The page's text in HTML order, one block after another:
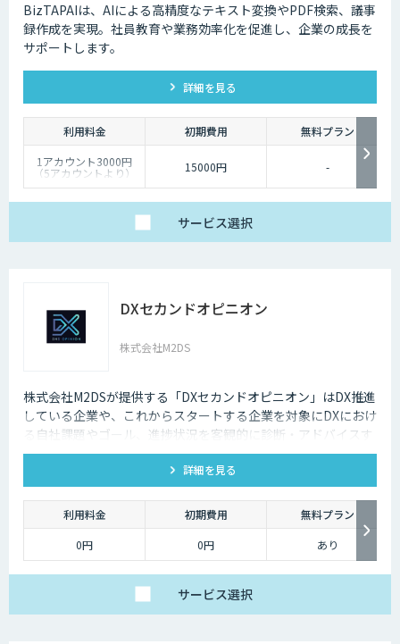
BizTAPAIは、AIによる高精度なテキスト変換やPDF検索、議事
録作成を実現。社員教育や業務効率化を促進し、企業の成長を
サポートします。
詳細を見る
利用料金 初期費用
無料プラン
1アカウント3000円
（5アカウントより） 15000円 -
サービス選択
DXセカンドオピニオン
株式会社M2DS
株式会社M2DSが提供する「DXセカンドオピニオン」はDX推進
している企業や、これからスタートする企業を対象にDXにおけ
る自社課題やゴール、進捗状況を客観的に診断・アドバイスす
るサービスです
詳細を見る
利用料金 初期費用
無料プラン
0円
0円 あり
サービス選択